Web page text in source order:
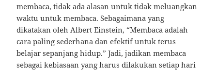
membaca, tidak ada alasan untuk tidak meluangkan
waktu untuk membaca. Sebagaimana yang
dikatakan oleh Albert Einstein, “Membaca adalah
cara paling sederhana dan efektif untuk terus
belajar sepanjang hidup.” Jadi, jadikan membaca
sebagai kebiasaan yang harus dilakukan setiap hari